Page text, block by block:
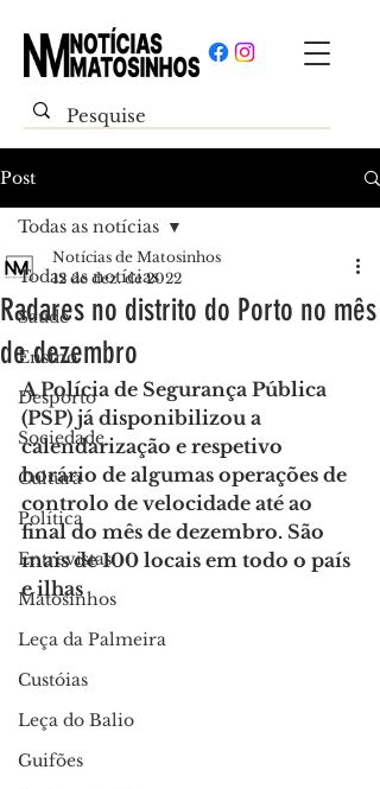
Post
Todas as notícias
Saúde
Ensino
Desporto
Sociedade
Cultura
Política
Entrevistas
Matosinhos
Leça da Palmeira
Custóias
Leça do Balio
Guifões
Todas as notícias
Radares no distrito do Porto no mês
de dezembro
Notícias de Matosinhos
12 de dez. de 2022
A Polícia de Segurança Pública
(PSP) já disponibilizou a
calendarização e respetivo
horário de algumas operações de
controlo de velocidade até ao
final do mês de dezembro. São
mais de 100 locais em todo o país
e ilhas